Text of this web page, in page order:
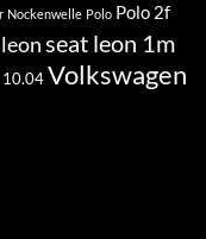
Nockenwelle Polo Polo 2f
seat leon 1m
10.04Volkswagen